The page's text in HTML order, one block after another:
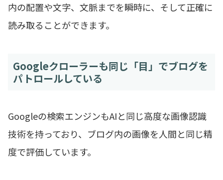
内の配置や文字、文脈までを瞬時に、そして正確に
読み取ることができます。
Googleクローラーも同じ「目」でブログを
パトロールしている
Googleの検索エンジンもAIと同じ高度な画像認識
技術を持っており、ブログ内の画像を人間と同じ精
度で評価しています。